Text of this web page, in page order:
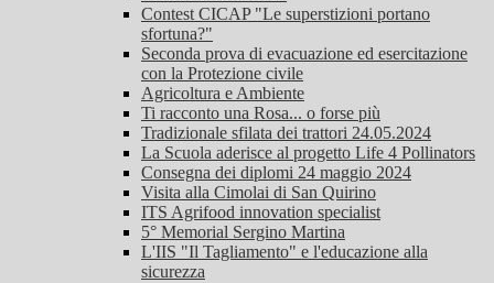
Contest CICAP "Le superstizioni portano
sfortuna?"
Seconda prova di evacuazione ed esercitazione
con la Protezione civile
Agricoltura e Ambiente
Ti racconto una Rosa... o forse più
Tradizionale sfilata dei trattori 24.05.2024
La Scuola aderisce al progetto Life 4 Pollinators
Consegna dei diplomi 24 maggio 2024
Visita alla Cimolai di San Quirino
ITS Agrifood innovation specialist
5° Memorial Sergino Martina
L'IIS "Il Tagliamento" e l'educazione alla
sicurezza